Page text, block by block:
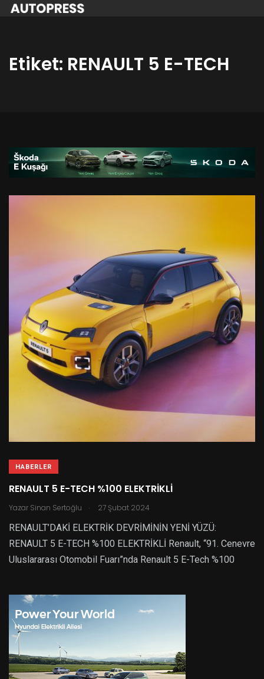
Etiket: RENAULT 5 E-TECH
HABERLER
RENAULT 5 E-TECH %100 ELEKTRİKLİ
Yazar Sinan Sertoğlu . 27 Şubat 2024
RENAULT’DAKİ ELEKTRİK DEVRİMİNİN YENİ YÜZÜ:
RENAULT 5 E-TECH %100 ELEKTRİKLİ Renault, “91. Cenevre
Uluslararası Otomobil Fuarı”nda Renault 5 E-Tech %100